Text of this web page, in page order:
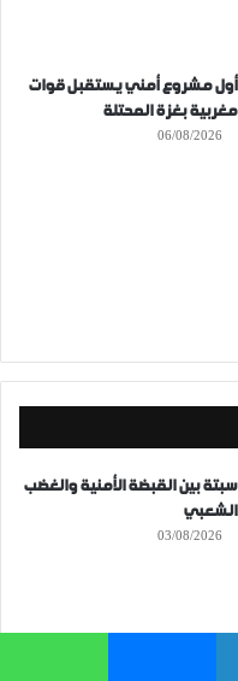
أول مشروع أمني يستقبل قوات
مغربية بغزة المحتلة
06/08/2026
سبتة بين القبضة الأمنية والغضب
الشعبي
03/08/2026